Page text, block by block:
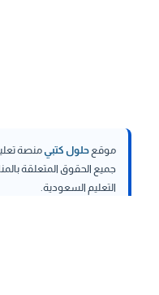
موقع حلول كتبيمنصة
جميع الحقوق المتعلقة
التعليم السعودية.